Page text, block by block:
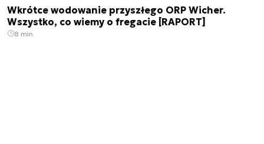
Wkrótce wodowanie przyszłego ORP Wicher.
Wszystko, co wiemy o fregacie [RAPORT]
8 min.